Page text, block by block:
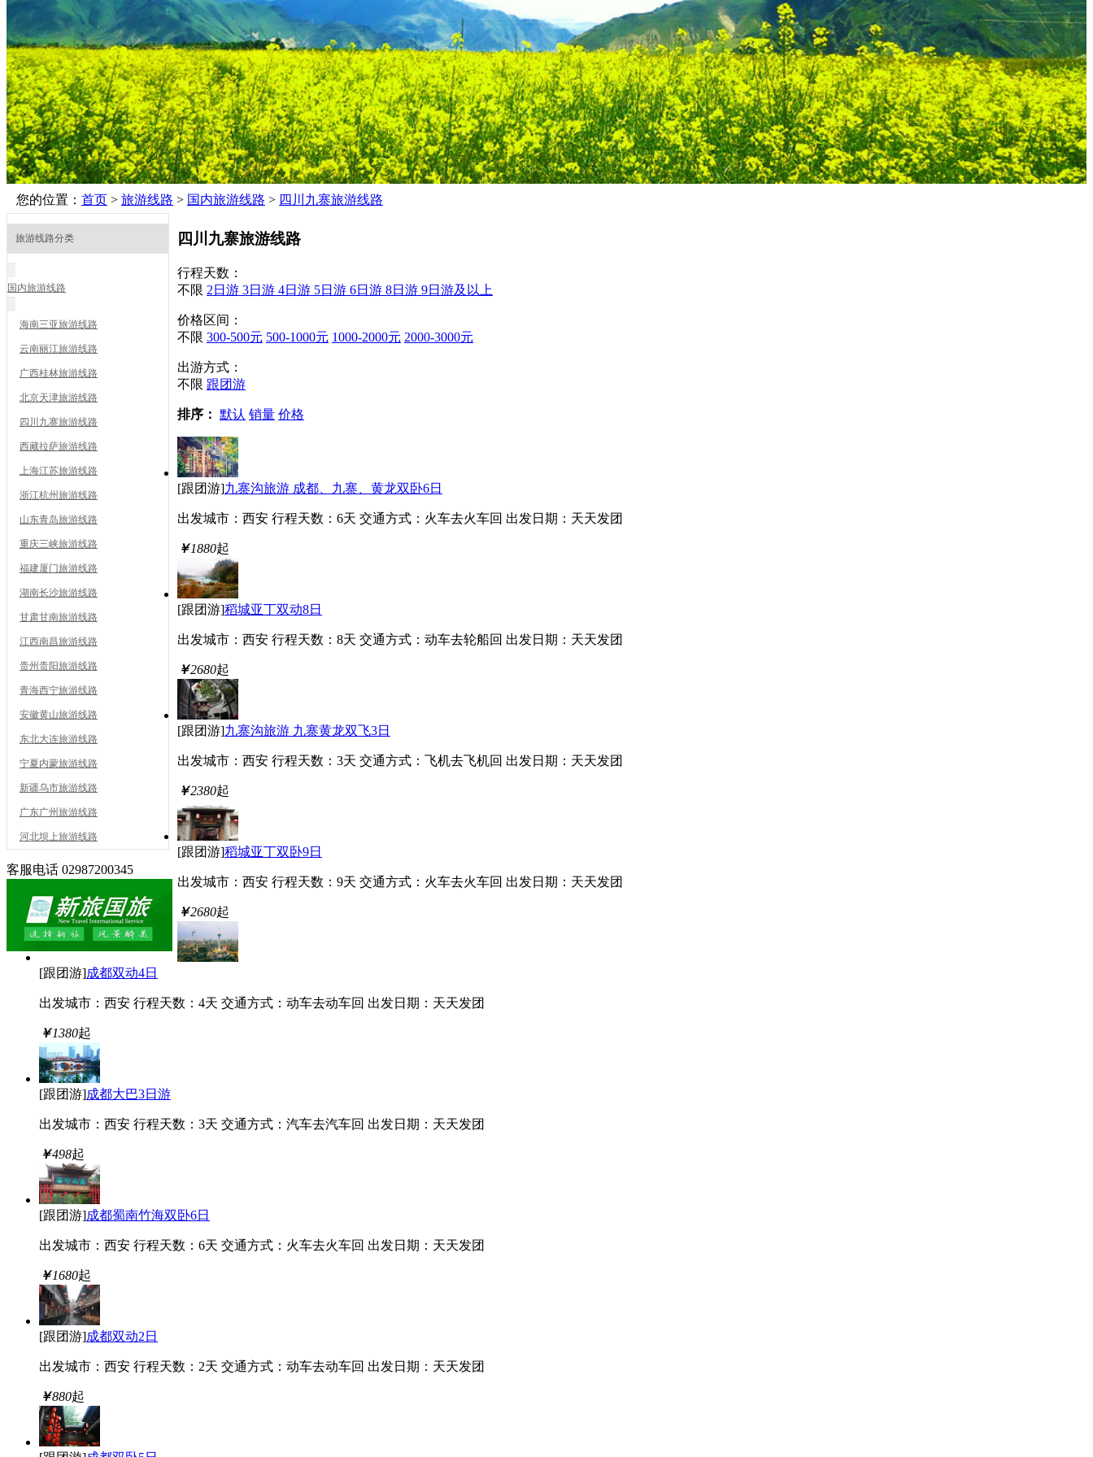
您的位置： 首页 > 旅游线路 > 国内旅游线路 > 四川九寨旅游线路
旅游线路分类
国内旅游线路
海南三亚旅游线路
云南丽江旅游线路
广西桂林旅游线路
北京天津旅游线路
四川九寨旅游线路
西藏拉萨旅游线路
上海江苏旅游线路
浙江杭州旅游线路
山东青岛旅游线路
重庆三峡旅游线路
福建厦门旅游线路
湖南长沙旅游线路
甘肃甘南旅游线路
江西南昌旅游线路
贵州贵阳旅游线路
青海西宁旅游线路
安徽黄山旅游线路
东北大连旅游线路
宁夏内蒙旅游线路
新疆乌市旅游线路
广东广州旅游线路
河北坝上旅游线路
客服电话 02987200345
四川九寨旅游线路
行程天数：
不限 2日游 3日游 4日游 5日游 6日游 8日游 9日游及以上
价格区间：
不限 300-500元 500-1000元 1000-2000元 2000-3000元
出游方式：
不限 跟团游
排序： 默认 销量 价格
[跟团游]九寨沟旅游 成都、九寨、黄龙双卧6日
出发城市：西安 行程天数：6天 交通方式：火车去火车回 出发日期：天天发团
￥1880起
[跟团游]稻城亚丁双动8日
出发城市：西安 行程天数：8天 交通方式：动车去轮船回 出发日期：天天发团
￥2680起
[跟团游]九寨沟旅游 九寨黄龙双飞3日
出发城市：西安 行程天数：3天 交通方式：飞机去飞机回 出发日期：天天发团
￥2380起
[跟团游]稻城亚丁双卧9日
出发城市：西安 行程天数：9天 交通方式：火车去火车回 出发日期：天天发团
￥2680起
[跟团游]成都双动4日
出发城市：西安 行程天数：4天 交通方式：动车去动车回 出发日期：天天发团
￥1380起
[跟团游]成都大巴3日游
出发城市：西安 行程天数：3天 交通方式：汽车去汽车回 出发日期：天天发团
￥498起
[跟团游]成都蜀南竹海双卧6日
出发城市：西安 行程天数：6天 交通方式：火车去火车回 出发日期：天天发团
￥1680起
[跟团游]成都双动2日
出发城市：西安 行程天数：2天 交通方式：动车去动车回 出发日期：天天发团
￥880起